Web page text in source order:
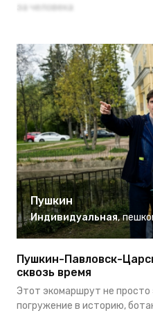
за человека
Пушкин
Индивидуальная,
Пушкин-Павловск-
сквозь время
Этот экомаршрут не просто
погружение в историю,